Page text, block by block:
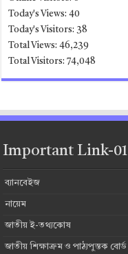
Today's Views:40
Today's Visitors: 38
Total Views:46,239
Total Visitors:74,048
Important Link-01
ব্যানবেইজ
নায়েম
জাতীয় ই-তথ্যকোষ
জাতীয় শিক্ষাক্রম ও পাঠ্যপুস্তক বোর্ড